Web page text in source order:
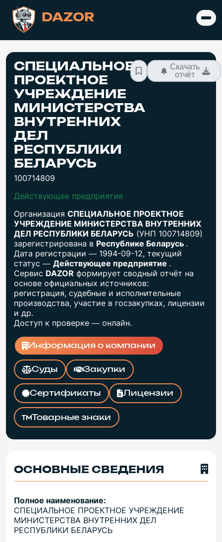
DAZOR
СПЕЦИАЛЬНОЕ
ПРОЕКТНОЕ
УЧРЕЖДЕНИЕ
МИНИСТЕРСТВА
ВНУТРЕННИХ
ДЕЛ
РЕСПУБЛИКИ
БЕЛАРУСЬ
100714809
Скачать
отчёт
Действующее предприятие
Организация СПЕЦИАЛЬНОЕ ПРОЕКТНОЕ
УЧРЕЖДЕНИЕ МИНИСТЕРСТВА ВНУТРЕННИХ
ДЕЛ РЕСПУБЛИКИ БЕЛАРУСЬ (УНП 100714809)
зарегистрирована в Республике Беларусь .
Дата регистрации — 1994-09-12, текущий
статус — Действующее предприятие .
Сервис DAZOR формирует сводный отчёт на
основе официальных источников:
регистрация, судебные и исполнительные
производства, участие в госзакупках, лицензии
и др.
Доступ к проверке — онлайн.
Информация о компании
Суды Закупки
Сертификаты Лицензии
Товарные знаки
ОСНОВНЫЕ СВЕДЕНИЯ
Полное наименование:
СПЕЦИАЛЬНОЕ ПРОЕКТНОЕ УЧРЕЖДЕНИЕ
МИНИСТЕРСТВА ВНУТРЕННИХ ДЕЛ
РЕСПУБЛИКИ БЕЛАРУСЬ